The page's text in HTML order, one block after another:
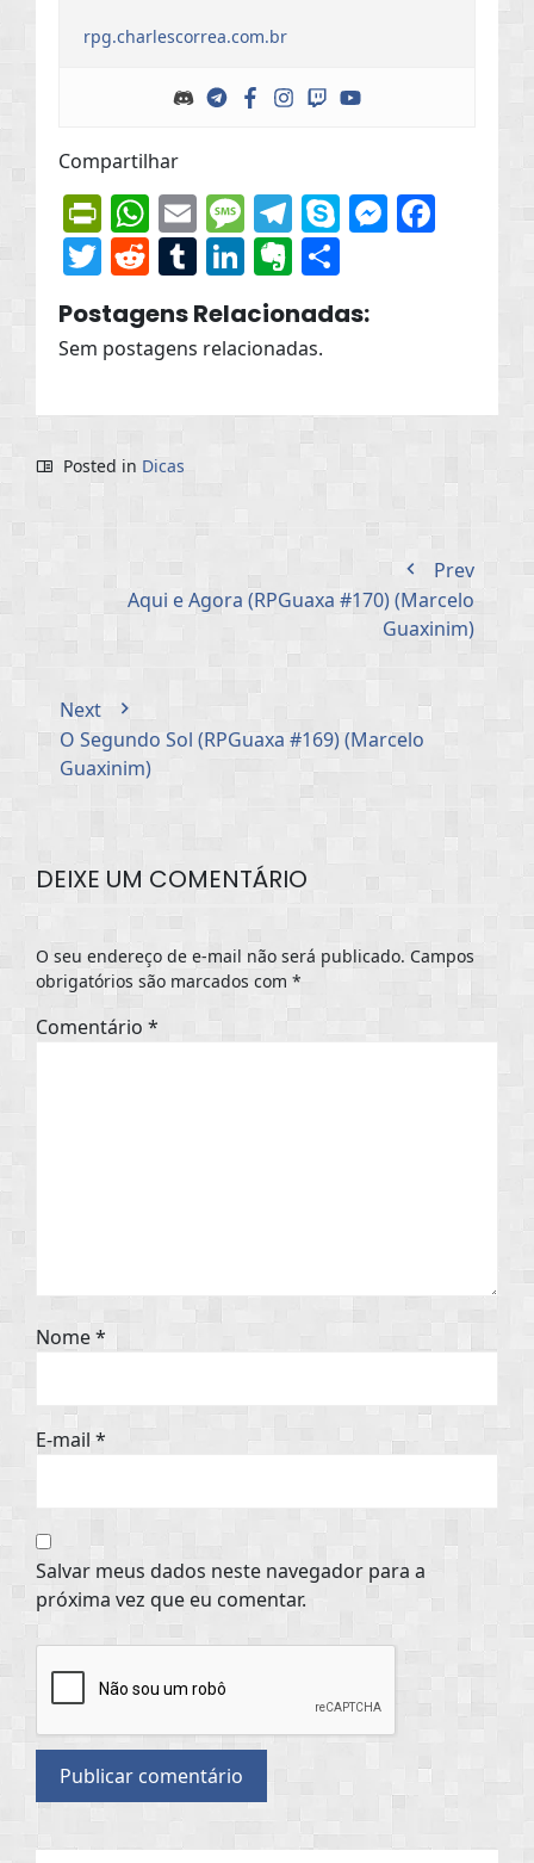
rpg.charlescorrea.com.br
Compartilhar
PrintFriendly
WhatsApp
EmailMessage
Telegram
Skype
Twitter
Reddit
Tumblr
LinkedIn
Evernote
Postagens Relacionadas:
Sem postagens relacionadas.
Posted in Dicas
Prev
Aqui e Agora (RPGuaxa #170) (Marcelo
Guaxinim)
Next
O Segundo Sol (RPGuaxa #169) (Marcelo
Guaxinim)
DEIXE UM COMENTÁRIO
O seu endereço de e-mail não será publicado. Campos
obrigatórios são marcados com *
Comentário *
Nome*
E-mail*
Salvar meus dados neste navegador para a
próxima vez que eu comentar.